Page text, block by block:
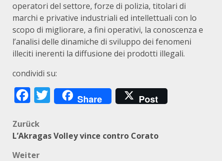
operatori del settore, forze di polizia, titolari di
marchi e privative industriali ed intellettuali con lo
scopo di migliorare, a fini operativi, la conoscenza e
l’analisi delle dinamiche di sviluppo dei fenomeni
illeciti inerenti la diffusione dei prodotti illegali.
condividi su:
Facebook
Twitter
Share Post
Beitragsnavigation
Zurück
L’Akragas Volley vince contro Corato
Weiter